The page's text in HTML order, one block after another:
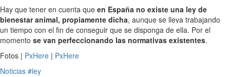
Hay que tener en cuenta que en España no existe una ley de
bienestar animal, propiamente dicha, aunque se lleva trabajando
un tiempo con el fin de conseguir que se disponga de ella. Por el
momento se van perfeccionando las normativas existentes.
Fotos | PxHere | PxHere
Noticias #ley